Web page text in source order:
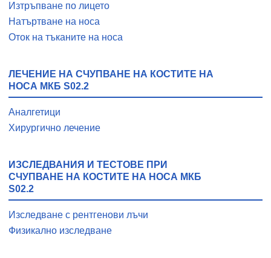
Изтръпване по лицето
Натъртване на носа
Оток на тъканите на носа
ЛЕЧЕНИЕ НА СЧУПВАНЕ НА КОСТИТЕ НА
НОСА МКБ S02.2
Аналгетици
Хирургично лечение
ИЗСЛЕДВАНИЯ И ТЕСТОВЕ ПРИ
СЧУПВАНЕ НА КОСТИТЕ НА НОСА МКБ
S02.2
Изследване с рентгенови лъчи
Физикално изследване